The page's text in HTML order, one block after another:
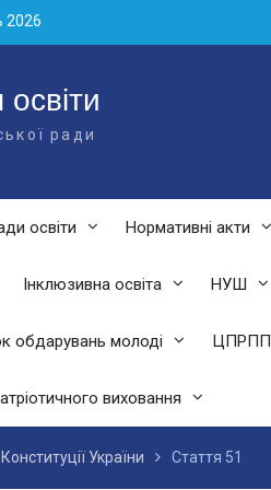
2026
2026
на 01.08.2026
ради
освіти Нормативні акти
Інклюзивна освіта НУШ
обдарувань молоді ЦПРПП
виховання
України Стаття 51